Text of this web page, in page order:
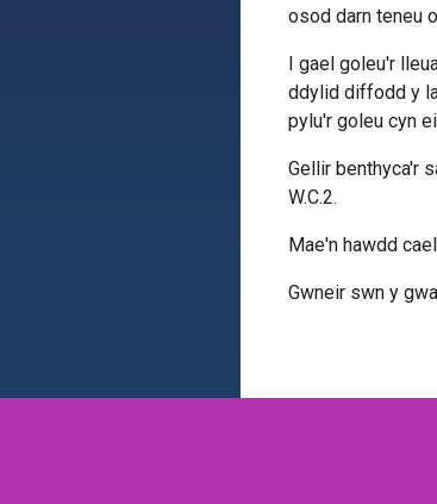
osod darn teneu
I gael goleu'r
ddylid diffodd y
pylu'r goleu cyn
Gellir benthyca'r
W.C.2.
Mae'n hawdd
Gwneir swn y